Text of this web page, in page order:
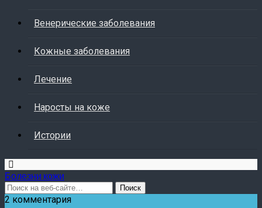
Венерические заболевания
Кожные заболевания
Лечение
Наросты на коже
Истории
Болезни кожи
2 комментария